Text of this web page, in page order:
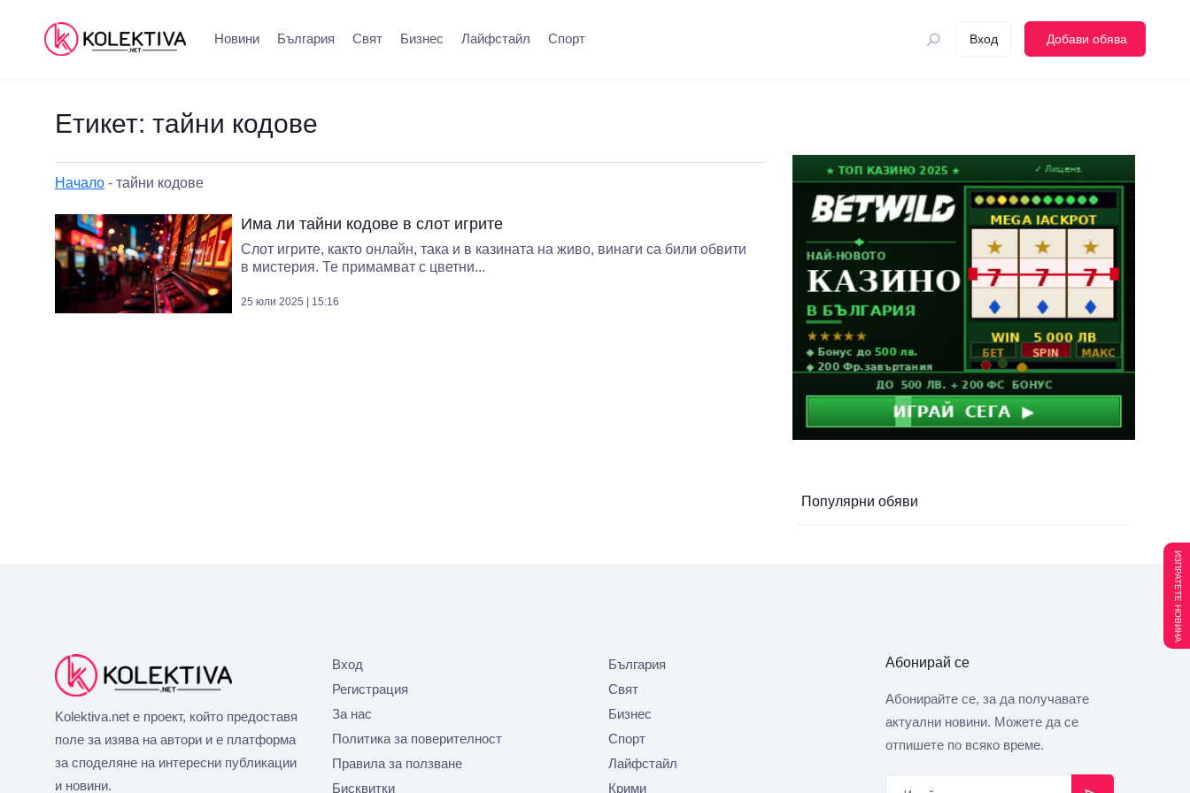
Новини България Свят Бизнес Лайфстайл Спорт Вход Добави обява
Етикет: тайни кодове
Начало - тайни кодове
Има ли тайни кодове в слот игрите
Слот игрите, както онлайн, така и в казината на живо, винаги са били обвити
в мистерия. Те примамват с цветни...
25 юли 2025 | 15:16
Популярни обяви
ИЗПРАТЕТЕ НОВИНА
Kolektiva.net е проект, който предоставя
поле за изява на автори и е платформа
за споделяне на интересни публикации
и новини.
Вход
Регистрация
За нас
Политика за поверителност
Правила за ползване
Бисквитки
България
Свят
Бизнес
Спорт
Лайфстайл
Крими
Абонирай се
Абонирайте се, за да получавате
актуални новини. Можете да се
отпишете по всяко време.